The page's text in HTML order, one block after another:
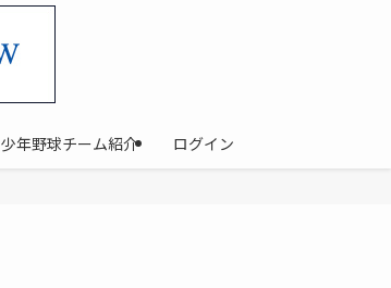
少年野球チーム紹介 ログイン